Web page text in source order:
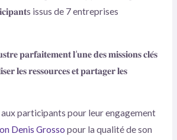
issus de 7 entreprises
𝐩𝐚𝐫𝐟𝐚𝐢𝐭𝐞𝐦𝐞𝐧𝐭 𝐥’𝐮𝐧𝐞 𝐝𝐞𝐬 𝐦𝐢𝐬𝐬𝐢𝐨𝐧𝐬 𝐜𝐥𝐞́𝐬
𝐥𝐞𝐬 𝐫𝐞𝐬𝐬𝐨𝐮𝐫𝐜𝐞𝐬 𝐞𝐭 𝐩𝐚𝐫𝐭𝐚𝐠𝐞𝐫 𝐥𝐞𝐬
participants pour leur engagement
Denis Grosso pour la qualité de son